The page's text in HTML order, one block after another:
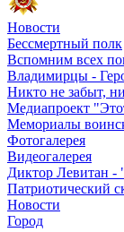
Новости
Бессмертный полк
Вспомним всех
Владимирцы -
Никто не забыт,
Медиапроект
Мемориалы
Фотогалерея
Видеогалерея
Диктор Левитан -
Патриотический
Новости
Город